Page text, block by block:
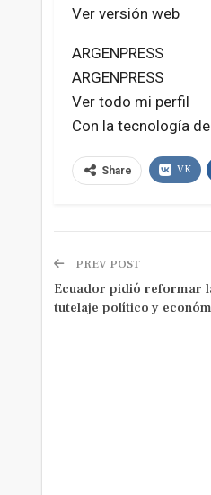
Ver versión web
ARGENPRESS
ARGENPRESS
Ver todo mi perfil
Con la tecnología
Share VK
PREV POST
Ecuador pidió reformar
tutelaje político y